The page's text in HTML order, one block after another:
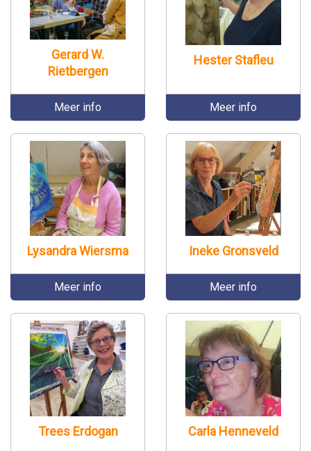
Gerard W.
Rietbergen
Meer info
Hester Stafleu
Meer info
Lysandra Wiersma
Meer info
Ineke Gronsveld
Meer info
Trees Erdogan Carla Henneveld